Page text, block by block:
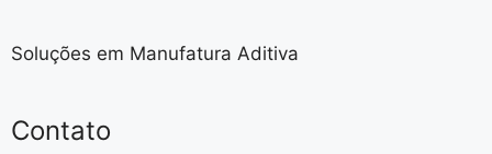
Soluções em Manufatura Aditiva
Contato